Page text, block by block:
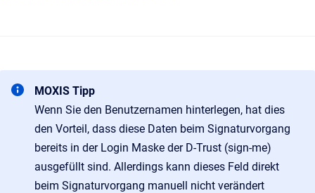
MOXIS Tipp
Wenn Sie den Benutzernamen hinterlegen, hat dies
den Vorteil, dass diese Daten beim Signaturvorgang
bereits in der Login Maske der D-Trust (sign-me)
ausgefüllt sind. Allerdings kann dieses Feld direkt
beim Signaturvorgang manuell nicht verändert